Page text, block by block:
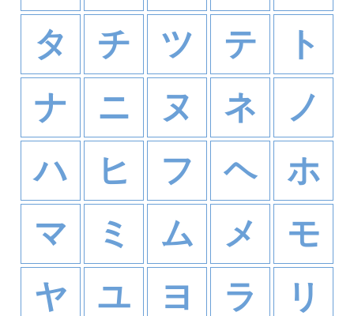
タ
チ ツ テ
ト
ナ
ニ ヌ ネ
ノ
ハ
ヒ フ ヘ
ホ
マ
ミ ム メ
モ
ヤ
ユ ヨ ラ
リ